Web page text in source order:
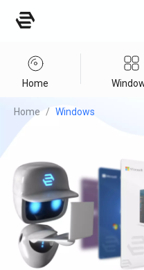
Home
Home / Windows